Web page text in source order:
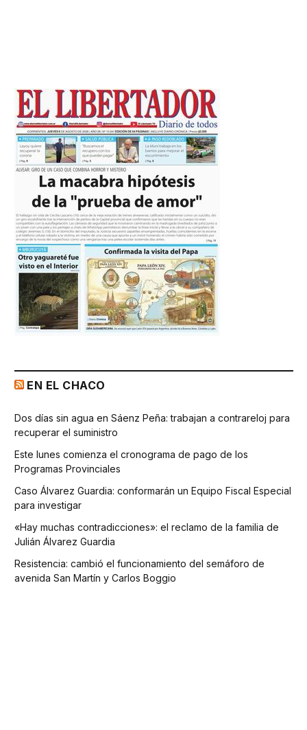
EN EL CHACO
Dos días sin agua en Sáenz Peña: trabajan a contrareloj para
recuperar el suministro
Este lunes comienza el cronograma de pago de los
Programas Provinciales
Caso Álvarez Guardia: conformarán un Equipo Fiscal Especial
para investigar
«Hay muchas contradicciones»: el reclamo de la familia de
Julián Álvarez Guardia
Resistencia: cambió el funcionamiento del semáforo de
avenida San Martín y Carlos Boggio